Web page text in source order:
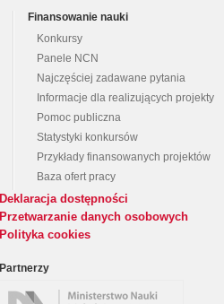
Finansowanie nauki
Konkursy
Panele NCN
Najczęściej zadawane pytania
Informacje dla realizujących projekty
Pomoc publiczna
Statystyki konkursów
Przykłady finansowanych projektów
Baza ofert pracy
Deklaracja dostępności
Przetwarzanie danych osobowych
Polityka cookies
Partnerzy